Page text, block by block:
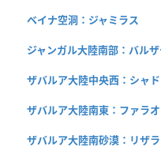
ベイナ空洞：ジャミラス
ジャンガル大陸南部：バルザ
ザバルア大陸中央西：シャ
ザバルア大陸南東：ファラ
ザバルア大陸南砂漠：リザ